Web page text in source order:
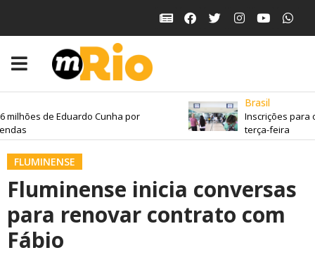
de Eduardo Cunha por
Brasil
Inscrições para o
terça-feira
FLUMINENSE
Fluminense inicia conversas
para renovar contrato com
Fábio